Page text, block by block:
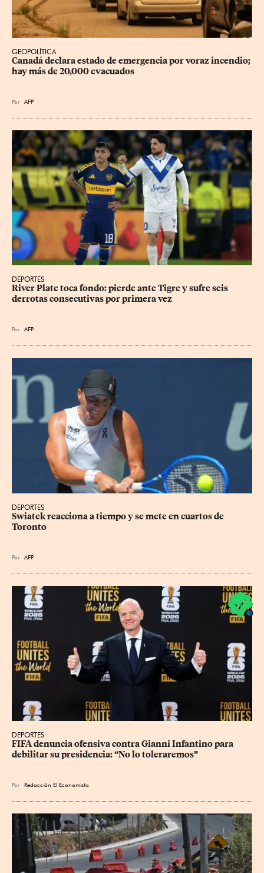
GEOPOLÍTICA
Canadá declara estado de emergencia por voraz incendio;
hay más de 20,000 evacuados
Por AFP
DEPORTES
River Plate toca fondo: pierde ante Tigre y sufre seis
derrotas consecutivas por primera vez
Por AFP
DEPORTES
Swiatek reacciona a tiempo y se mete en cuartos de
Toronto
Por AFP
DEPORTES
FIFA denuncia ofensiva contra Gianni Infantino para
debilitar su presidencia: “No lo toleraremos”
Por Redacción El Economista